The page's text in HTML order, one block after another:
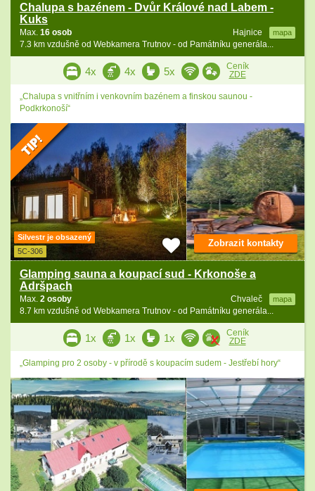
Chalupa s bazénem - Dvůr Králové nad Labem -
Kuks
Hajnice mapa
Max. 16 osob
7.3 km vzdušně od Webkamera Trutnov - od Památníku generála...
4x 4x 5x
Ceník
ZDE
„Chalupa s vnitřním i venkovním bazénem a finskou saunou -
Podkrkonoší“
Silvestr je obsazený
5C-306
Glamping sauna a koupací sud - Krkonoše a
Adršpach
Chvaleč mapa
Max. 2 osoby
8.7 km vzdušně od Webkamera Trutnov - od Památníku generála...
Zobrazit kontakty
1x 1x 1x
Ceník
ZDE
„Glamping pro 2 osoby - v přírodě s koupacím sudem - Jestřebí hory“